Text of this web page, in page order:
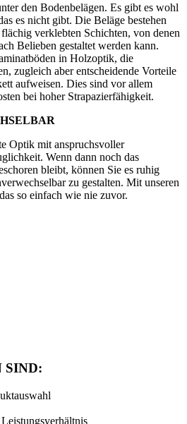
den Bodenbelägen. Es gibt es wohl
es nicht gibt. Die Beläge bestehen
verklebten Schichten, von denen
Belieben gestaltet werden kann.
in Holzoptik, die
zugleich aber entscheidende Vorteile
aufweisen. Dies sind vor allem
bei hoher Strapazierfähigkeit.
Optik mit anspruchsvoller
Wenn dann noch das
bleibt, können Sie es ruhig
zu gestalten. Mit unseren
so einfach wie nie zuvor.
SIND: